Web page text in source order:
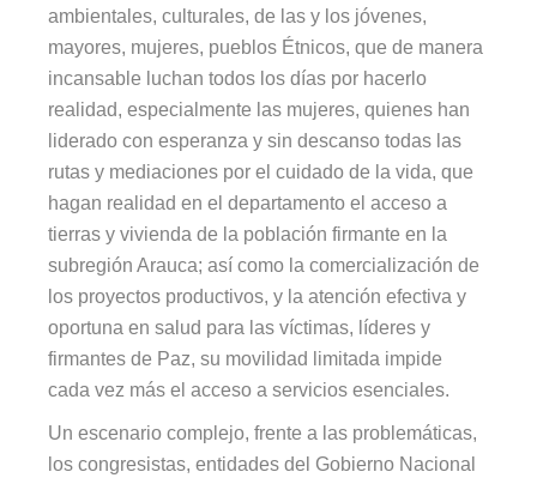
ambientales, culturales, de las y los jóvenes,
mayores, mujeres, pueblos Étnicos, que de manera
incansable luchan todos los días por hacerlo
realidad, especialmente las mujeres, quienes han
liderado con esperanza y sin descanso todas las
rutas y mediaciones por el cuidado de la vida, que
hagan realidad en el departamento el acceso a
tierras y vivienda de la población firmante en la
subregión Arauca; así como la comercialización de
los proyectos productivos, y la atención efectiva y
oportuna en salud para las víctimas, líderes y
firmantes de Paz, su movilidad limitada impide
cada vez más el acceso a servicios esenciales.
Un escenario complejo, frente a las problemáticas,
los congresistas, entidades del Gobierno Nacional